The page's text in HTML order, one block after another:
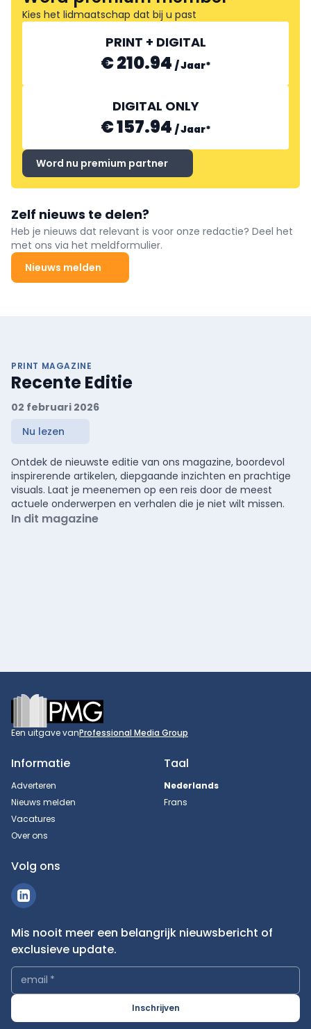
Kies het lidmaatschap dat bij u past
PRINT + DIGITAL
€ 210.94 /Jaar*
DIGITAL ONLY
€ 157.94 /Jaar*
Word nu premium partner
Zelf nieuws te delen?
Heb je nieuws dat relevant is voor onze redactie? Deel het
met ons via het meldformulier.
Nieuws melden
PRINT MAGAZINE
Recente Editie
02 februari 2026
Nu lezen
Ontdek de nieuwste editie van ons magazine, boordevol
inspirerende artikelen, diepgaande inzichten en prachtige
visuals. Laat je meenemen op een reis door de meest
actuele onderwerpen en verhalen die je niet wilt missen.
In dit magazine
Footer
Een uitgave vanProfessional Media Group
Informatie
Adverteren
Nieuws melden
Vacatures
Over ons
Taal
Nederlands
Frans
Volg ons
Mis nooit meer een belangrijk nieuwsbericht of
exclusieve update.
email *
Inschrijven